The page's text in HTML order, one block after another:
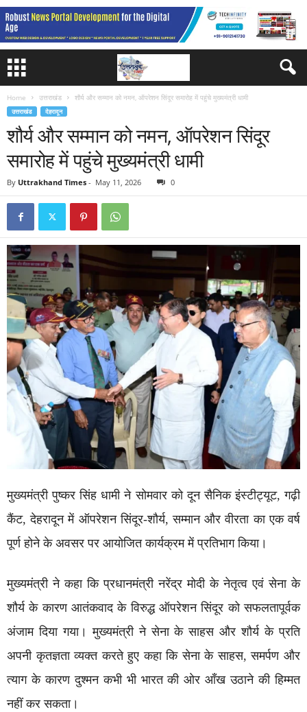
Home उत्तराखंड शौर्य और सम्मान को नमन, ऑपरेशन सिंदूर समारोह में पहुंचे मुख्यमंत्री धामी
उत्तराखंड देहरादून
शौर्य और सम्मान को नमन, ऑपरेशन सिंदूर
समारोह में पहुंचे मुख्यमंत्री धामी
By Uttrakhand Times - May 11, 2026 0
मुख्यमंत्री पुष्कर सिंह धामी ने सोमवार को दून सैनिक इंस्टीट्यूट, गढ़ी
कैंट, देहरादून में ऑपरेशन सिंदूर-शौर्य, सम्मान और वीरता का एक वर्ष
पूर्ण होने के अवसर पर आयोजित कार्यक्रम में प्रतिभाग किया।
मुख्यमंत्री ने कहा कि प्रधानमंत्री नरेंद्र मोदी के नेतृत्व एवं सेना के
शौर्य के कारण आतंकवाद के विरुद्ध ऑपरेशन सिंदूर को सफलतापूर्वक
अंजाम दिया गया। मुख्यमंत्री ने सेना के साहस और शौर्य के प्रति
अपनी कृतज्ञता व्यक्त करते हुए कहा कि सेना के साहस, समर्पण और
त्याग के कारण दुश्मन कभी भी भारत की ओर आँख उठाने की हिम्मत
नहीं कर सकता।